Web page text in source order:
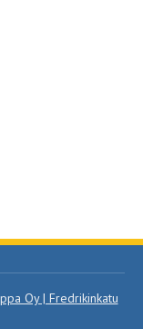
Oy | Fredrikinkatu